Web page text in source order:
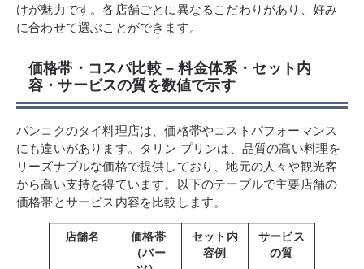
けが魅力です。各店舗ごとに異なるこだわりがあり、好み
に合わせて選ぶことができます。
価格帯・コスパ比較 – 料金体系・セット内
容・サービスの質を数値で示す
バンコクのタイ料理店は、価格帯やコストパフォーマンス
にも違いがあります。タリン プリンは、品質の高い料理を
リーズナブルな価格で提供しており、地元の人々や観光客
から高い支持を得ています。以下のテーブルで主要店舗の
価格帯とサービス内容を比較します。
店舗名
価格帯
（バー
セット内
容例
サービス
の質